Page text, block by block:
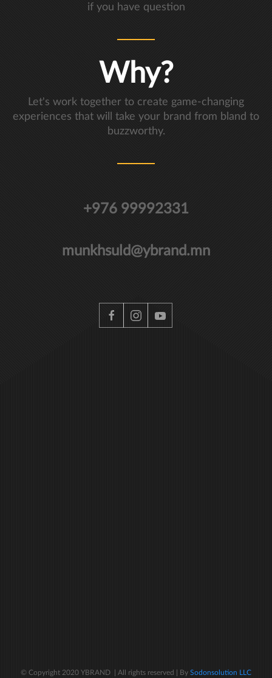
if you have question
Why?
Let's work together to create game-changing
experiences that will take your brand from bland to
buzzworthy.
+976 99992331
munkhsuld@ybrand.mn
© Copyright 2020 YBRAND | All rights reserved | By Sodonsolution LLC